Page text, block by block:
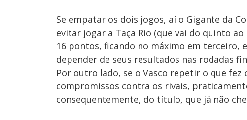
Se empatar os dois jogos, aí o Gigante da
evitar jogar a Taça Rio (que vai do quinto
16 pontos, ficando no máximo em terceiro,
depender de seus resultados nas rodadas
Por outro lado, se o Vasco repetir o que fez
compromissos contra os rivais,
consequentemente, do título, que já não